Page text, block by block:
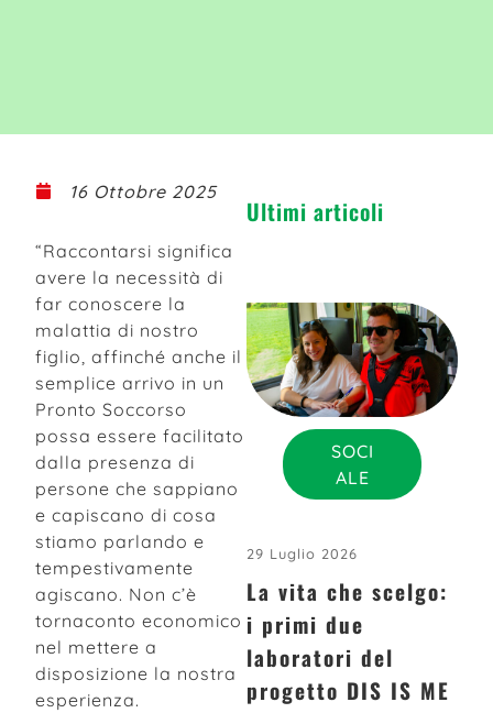
16 Ottobre 2025
“Raccontarsi significa
avere la necessità di
far conoscere la
malattia di nostro
figlio, affinché anche il
semplice arrivo in un
Pronto Soccorso
possa essere facilitato
dalla presenza di
persone che sappiano
e capiscano di cosa
stiamo parlando e
tempestivamente
agiscano. Non c’è
tornaconto economico
nel mettere a
disposizione la nostra
esperienza.
Ultimi articoli
SOCI
ALE
29 Luglio 2026
La vita che scelgo:
i primi due
laboratori del
progetto DIS IS ME